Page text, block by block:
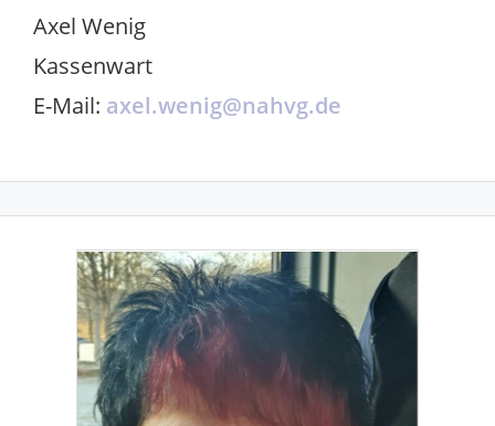
Axel Wenig
Kassenwart
E-Mail: axel.wenig@nahvg.de